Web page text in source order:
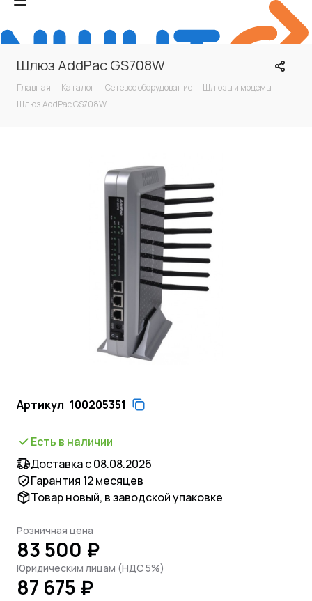
Шлюз AddPac GS708W
Главная - Каталог - Сетевое оборудование - Шлюзы и модемы -
Шлюз AddPac GS708W
Артикул 100205351
Есть в наличии
Доставка с 08.08.2026
Гарантия 12 месяцев
Товар новый, в заводской упаковке
Розничная цена
83 500 ₽
Юридическим лицам (НДС 5%)
87 675 ₽